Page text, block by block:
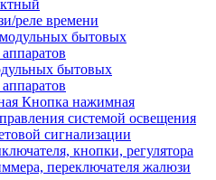
реле времени
бытовых
Кнопка нажимная
системой освещения
сигнализации